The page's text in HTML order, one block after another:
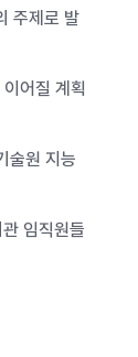
주제로 발
어질 계획
술원 지능
임직원들